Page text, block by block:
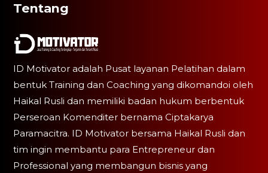
Tentang
ID Motivator adalah Pusat layanan Pelatihan dalam
bentuk Training dan Coaching yang dikomandoi oleh
Haikal Rusli dan memiliki badan hukum berbentuk
Perseroan Komenditer bernama Ciptakarya
Paramacitra. ID Motivator bersama Haikal Rusli dan
tim ingin membantu para Entrepreneur dan
Professional yang membangun bisnis yang